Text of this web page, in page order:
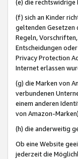
(e) die rechtswidrige
(f) sich an Kinder
geltenden Gesetzen
Regeln,
Entscheidungen
Privacy Protection
Internet erlassen
(g) die Marken von
verbundenen
einem anderen
von Amazon-
(h) die anderweitig
Ob eine Website
jederzeit die